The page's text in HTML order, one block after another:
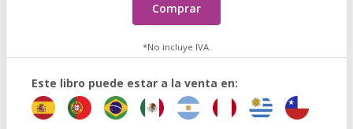
Comprar
*No incluye IVA.
Este libro puede estar a la venta en: